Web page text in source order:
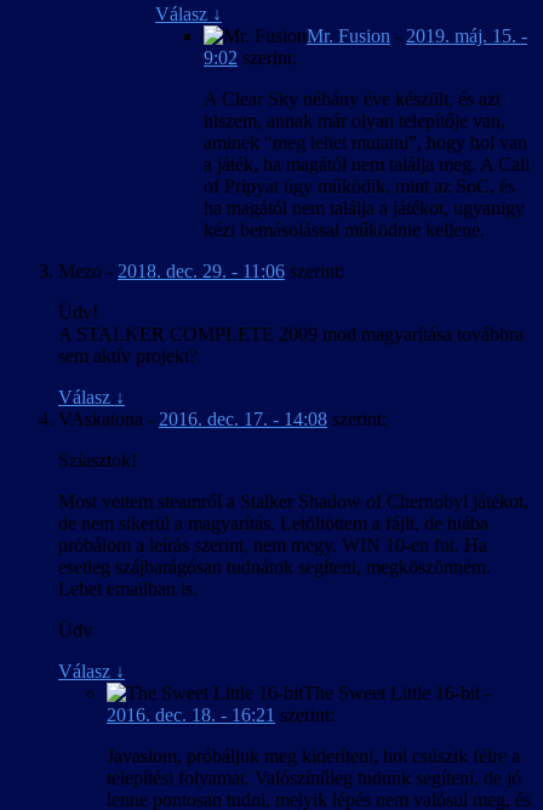
Válasz ↓
Mr. Fusion - 2019. máj. 15. -
9:02 szerint:
A Clear Sky néhány éve készült, és azt
hiszem, annak már olyan telepítője van,
aminek “meg lehet mutatni”, hogy hol van
a játék, ha magától nem találja meg. A Call
of Pripyat úgy működik, mint az SoC, és
ha magától nem találja a játékot, ugyanigy
kézi bemásolással működnie kellene.
Mezo - 2018. dec. 29. - 11:06 szerint:
Üdv!
A STALKER COMPLETE 2009 mod magyarítása továbbra
sem aktív projekt?
Válasz ↓
VAskatona - 2016. dec. 17. - 14:08 szerint:
Sziasztok!
Most vettem steamről a Stalker Shadow of Chernobyl játékot,
de nem sikerül a magyarítás. Letöltöttem a fájlt, de hiába
próbálom a leírás szerint, nem megy. WIN 10-en fut. Ha
esetleg szájbarágósan tudnátok segíteni, megköszönném.
Lehet emailban is.
Üdv
Válasz ↓
The Sweet Little 16-bit -
2016. dec. 18. - 16:21 szerint:
Javaslom, próbáljuk meg kideríteni, hol csúszik félre a
telepítési folyamat. Valószínűleg tudunk segíteni, de jó
lenne pontosan tudni, melyik lépés nem valósul meg, és